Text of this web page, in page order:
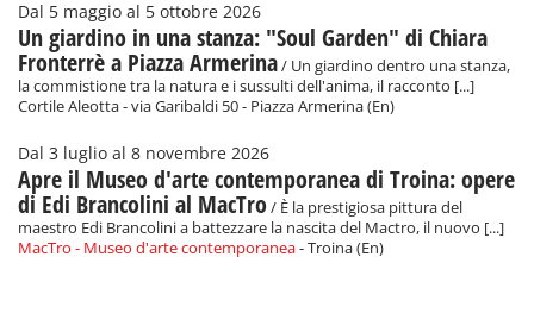
Dal 5 maggio al 5 ottobre 2026
Un giardino in una stanza: "Soul Garden" di Chiara
Fronterrè a Piazza Armerina/ Un giardino dentro una stanza,
la commistione tra la natura e i sussulti dell'anima, il racconto [...]
Cortile Aleotta - via Garibaldi 50 - Piazza Armerina (En)
Dal 3 luglio al 8 novembre 2026
Apre il Museo d'arte contemporanea di Troina: opere
di Edi Brancolini al MacTro/ È la prestigiosa pittura del
maestro Edi Brancolini a battezzare la nascita del Mactro, il nuovo [...]
MacTro - Museo d'arte contemporanea- Troina (En)